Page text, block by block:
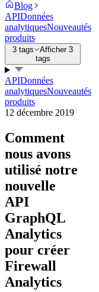
Blog
APIDonnées
analytiquesNouveautés
produits
3 tags
Afficher 3
tags
APIDonnées
analytiquesNouveautés
produits
12 décembre 2019
Comment
nous avons
utilisé notre
nouvelle
API
GraphQL
Analytics
pour créer
Firewall
Analytics